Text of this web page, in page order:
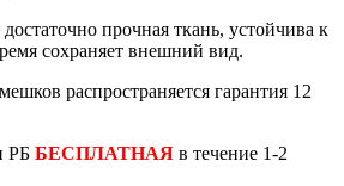
прочная ткань, устойчива к
сохраняет внешний вид.
распространяется гарантия 12
РБ БЕСПЛАТНАЯ в течение 1-2